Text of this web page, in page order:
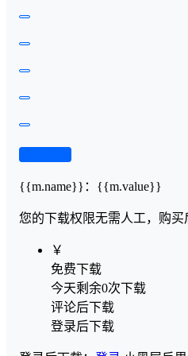
{{m.name}} ： {{m.value}}
您的下载权限无需人工，购买
￥
免费下载
今天剩余0次下载
评论后下载
登录后下载